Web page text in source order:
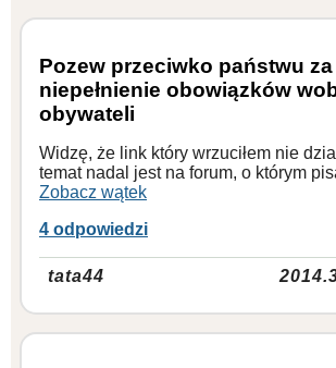
Pozew przeciwko państwu za
niepełnienie obowiązków
obywateli
Widzę, że link który wrzuciłem nie
temat nadal jest na forum, o którym
Zobacz wątek
4 odpowiedzi
tata44